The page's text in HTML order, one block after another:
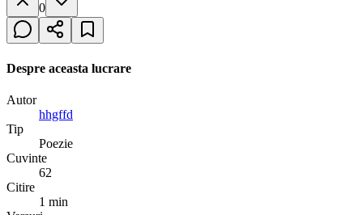
0
Despre aceasta lucrare
Autor
hhgffd
Tip
Poezie
Cuvinte
62
Citire
1 min